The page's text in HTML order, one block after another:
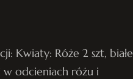
Kwiaty: Róże 2 szt, białe
odcieniach różu i